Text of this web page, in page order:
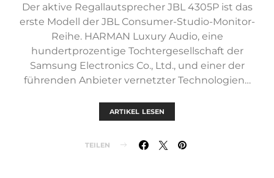
Der aktive Regallautsprecher JBL 4305P ist das
erste Modell der JBL Consumer-Studio-Monitor-
Reihe. HARMAN Luxury Audio, eine
hundertprozentige Tochtergesellschaft der
Samsung Electronics Co., Ltd., und einer der
führenden Anbieter vernetzter Technologien…
ARTIKEL LESEN
TEILEN